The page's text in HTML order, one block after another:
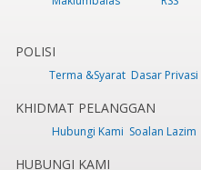
POLISI
Terma &Syarat Dasar Privasi
KHIDMAT PELANGGAN
Hubungi Kami Soalan Lazim
HUBUNGI KAMI